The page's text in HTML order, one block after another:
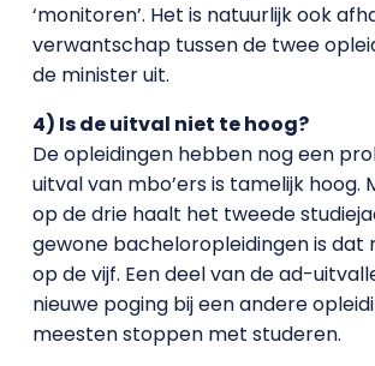
‘monitoren’. Het is natuurlijk ook
verwantschap tussen de twee
de minister uit.
4) Is de uitval niet te hoog?
De opleidingen hebben nog een
uitval van mbo’ers is tamelijk hoog.
op de drie haalt het tweede
gewone bacheloropleidingen is dat
op de vijf. Een deel van de ad-
nieuwe poging bij een andere
meesten stoppen met studeren.